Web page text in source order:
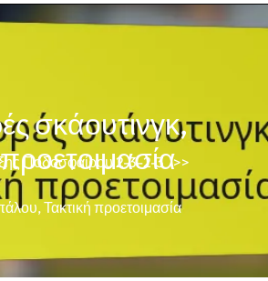
σκάουτινγκ,
Ποδοσφαίρου 2-3-2-3 >>
Τακτική προετοιμασία